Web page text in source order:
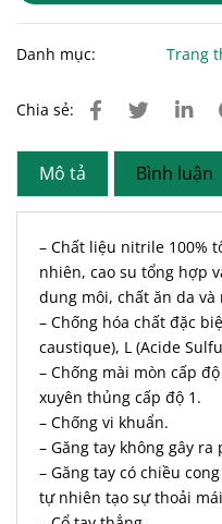
Danh mục: Trang
Chia sẻ:
Mô tả Bình luận
– Chất liệu nitrile 100%
nhiên, cao su tổng hợp
dung môi, chất ăn da và
– Chống hóa chất đặc
caustique), L (Acide
– Chống mài mòn cấp
xuyên thủng cấp độ 1.
– Chống vi khuẩn.
– Găng tay không gây
– Găng tay có chiều
tự nhiên tạo sự thoải